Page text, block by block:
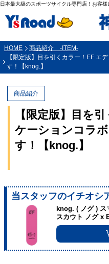
日本最大級のスポーツサイクル専門店！お客様
HOME
商品紹介 -ITEM-
【限定版】目を引くカラー！EF エ
す！【knog.】
商品紹介
【限定版】目を
ケーションコラ
す！【knog.】
当スタッフのイチオシ
knog. ( ノグ ) ス
スカウト ノグ x